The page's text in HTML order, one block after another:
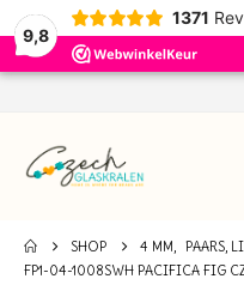
9,8
1371
SHOP 4 MM, PAARS,
FP1-04-1008SWH PACIFICA FIG